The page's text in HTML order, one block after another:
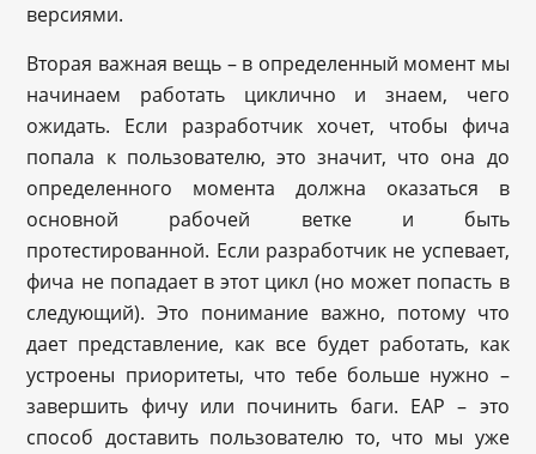
версиями.
Вторая важная вещь – в определенный момент мы
начинаем работать циклично и знаем, чего
ожидать. Если разработчик хочет, чтобы фича
попала к пользователю, это значит, что она до
определенного момента должна оказаться в
основной рабочей ветке и быть
протестированной. Если разработчик не успевает,
фича не попадает в этот цикл (но может попасть в
следующий). Это понимание важно, потому что
дает представление, как все будет работать, как
устроены приоритеты, что тебе больше нужно –
завершить фичу или починить баги. EAP – это
способ доставить пользователю то, что мы уже